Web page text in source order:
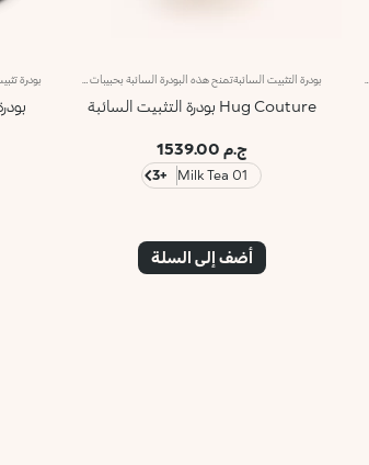
Hug Couture بودرة التثبيت السائبة
ج.م 1539.00
01 Milk Tea
+3
أضف إلى السلة